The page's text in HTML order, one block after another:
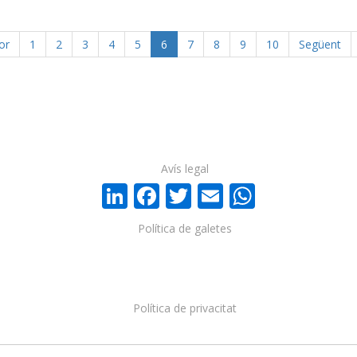
1 2 3 4 5 6 7 8 9 10 Següent
LinkedIn
Facebook
Twitter
Email
Política de privacitat
Política de galetes
Avís legal